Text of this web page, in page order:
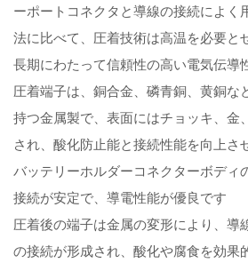
ーポートコネクタと導線の接続によく
法に比べて、圧着技術は高温を必要と
長期にわたって信頼性の高い電気伝導
圧着端子は、銅合金、磷青銅、黄銅な
持つ金属製で、表面にはチョッキ、金
され、酸化防止能と接続性能を向上さ
バッテリーホルダーコネクターボディ
接続が安定で、導電性能が優良です
圧着後の端子は金属の変形により、導
の接続が形成され、酸化や腐食を効果